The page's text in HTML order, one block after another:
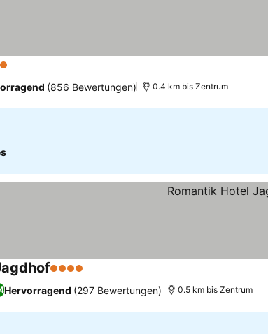
(856 Bewertungen) 0.4 km bis Zentrum
4 Sterne
Hervorragend (297 Bewertungen) 0.5 km bis Zentrum